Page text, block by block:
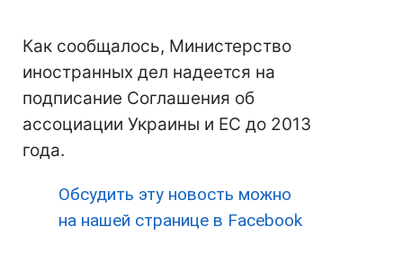
Как сообщалось, Министерство
иностранных дел надеется на
подписание Соглашения об
ассоциации Украины и ЕС до 2013
года.
Обсудить эту новость можно
на нашей странице в Facebook